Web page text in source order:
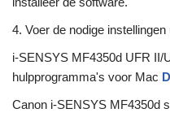
4. Voer de nodige instellingen
i-SENSYS MF4350d UFR II/
hulpprogramma's voor Mac
Canon i-SENSYS MF4350d